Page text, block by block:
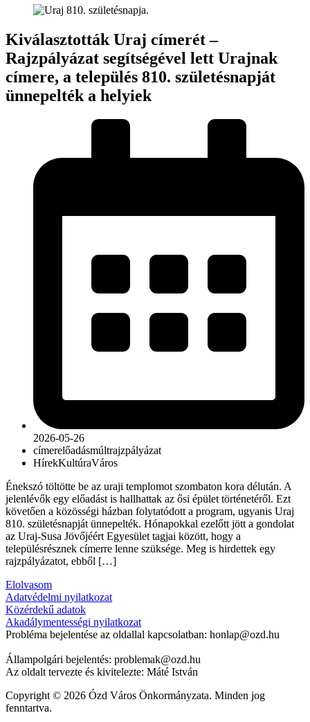
Kiválasztották Uraj címerét –
Rajzpályázat segítségével lett Urajnak
címere, a település 810. születésnapját
ünnepelték a helyiek
2026-05-26
címerelőadásmúltrajzpályázat
HírekKultúraVáros
Énekszó töltötte be az uraji templomot szombaton kora délután. A
jelenlévők egy előadást is hallhattak az ősi épület történetéről. Ezt
követően a közösségi házban folytatódott a program, ugyanis Uraj
810. születésnapját ünnepelték. Hónapokkal ezelőtt jött a gondolat
az Uraj-Susa Jövőjéért Egyesület tagjai között, hogy a
településrésznek címerre lenne szüksége. Meg is hirdettek egy
rajzpályázatot, ebből […]
Elolvasom
Adatvédelmi nyilatkozat
Közérdekű adatok
Akadálymentességi nyilatkozat
Probléma bejelentése az oldallal kapcsolatban: honlap@ozd.hu
Állampolgári bejelentés: problemak@ozd.hu
Az oldalt tervezte és kivitelezte: Máté István
Copyright © 2026 Ózd Város Önkormányzata. Minden jog
fenntartva.